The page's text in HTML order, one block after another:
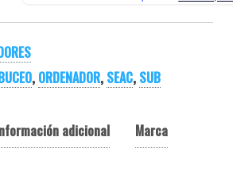
, ORDENADOR, SEAC, SUB
adicional
Marca